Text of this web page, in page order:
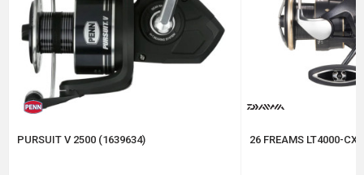
Anti-spam zaštita - izračunajte koliko je 9 - 4 :
PURSUIT V 2500 (1639634) 26 FREAMS LT4000-